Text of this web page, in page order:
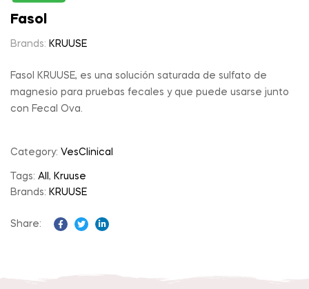
Fasol
Brands: KRUUSE
Fasol KRUUSE, es una solución saturada de sulfato de
magnesio para pruebas fecales y que puede usarse junto
con Fecal Ova.
Category: VesClinical
Tags: All , Kruuse
Brands: KRUUSE
Share: